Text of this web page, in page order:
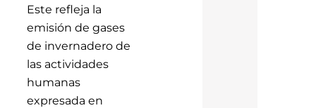
Este refleja la
emisión de gases
de invernadero de
las actividades
humanas
expresada en